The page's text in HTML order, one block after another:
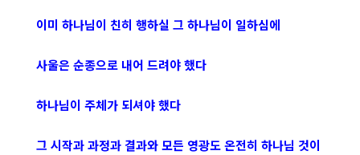
이미 하나님이 친히 행하실 그 하나님이 일하심에
사울은 순종으로 내어 드려야 했다
하나님이 주체가 되셔야 했다
그 시작과 과정과 결과와 모든 영광도 온전히 하나님 것이